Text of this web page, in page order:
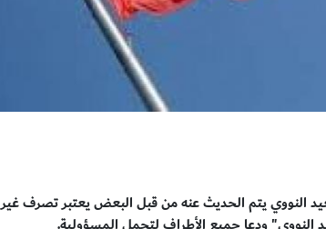
النووي يتم الحديث عنه من قبل البعض يعتبر تصرف غير